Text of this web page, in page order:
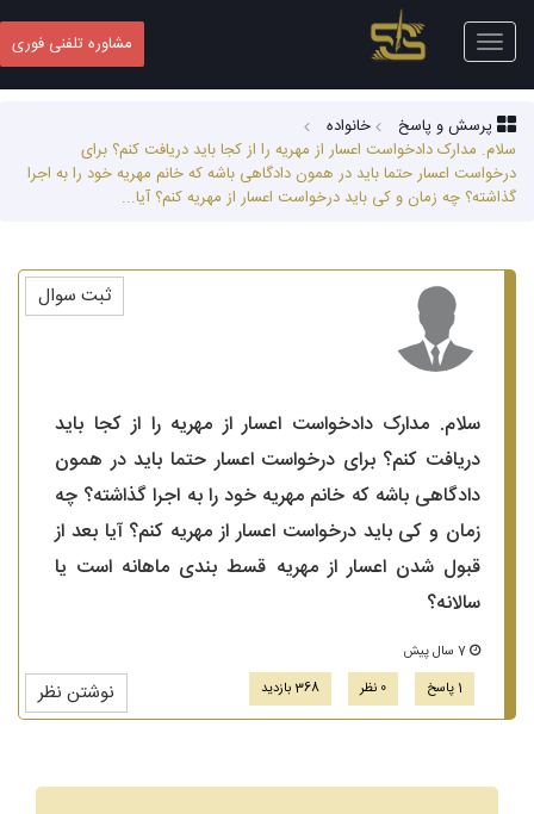
Toggle
navigation
مشاوره تلفنی فوری
پرسش و پاسخ
خانواده
سلام. مدارک دادخواست اعسار از مهریه را از کجا باید دریافت کنم؟ برای
درخواست اعسار حتما باید در همون دادگاهی باشه که خانم مهریه خود را به اجرا
گذاشته؟ چه زمان و کی باید درخواست اعسار از مهریه کنم؟ آیا...
سلام. مدارک دادخواست اعسار از مهریه را از کجا باید
دریافت کنم؟ برای درخواست اعسار حتما باید در همون
دادگاهی باشه که خانم مهریه خود را به اجرا گذاشته؟ چه
زمان و کی باید درخواست اعسار از مهریه کنم؟ آیا بعد از
قبول شدن اعسار از مهریه قسط بندی ماهانه است یا
سالانه؟
1 پاسخ
0 نظر 368 بازدید نوشتن نظر
ثبت سوال